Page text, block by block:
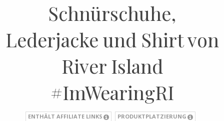
Schnürschuhe,
Lederjacke und Shirt von
River Island
#ImWearingRI
ENTHÄLT AFFILIATE LINKS PRODUKTPLATZIERUNG